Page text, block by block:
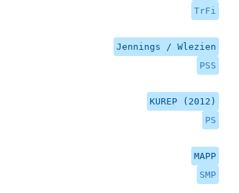
TrFi
Jennings / Wlezien
PSS
KUREP (2012)
PS
MAPP
SMP